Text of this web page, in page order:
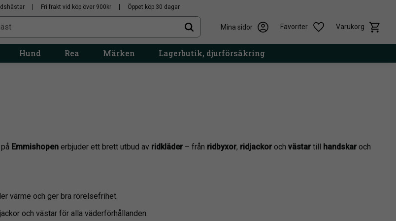
Fri frakt vid köp över 900kr Öppet köp 30 dagar
Mina sidor Favoriter Varukorg
Önskelista
Hund Rea Märken Lagerbutik, djurförsäkring
Emmishopen erbjuder ett brett utbud av ridkläder – från ridbyxor, ridjackor och västar till handskar och
värme och ger bra rörelsefrihet.
och västar för alla väderförhållanden.